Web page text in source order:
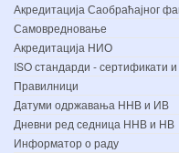
Акредитација Саобраћајног
Самовредновање
Акредитација НИО
ISO стандарди - сертификати
Правилници
Датуми одржавања ННВ и ИВ
Дневни ред седница ННВ и НВ
Информатор о раду